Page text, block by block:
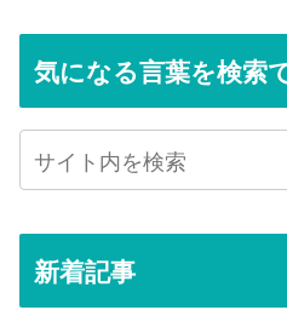
気になる言葉を検索
新着記事